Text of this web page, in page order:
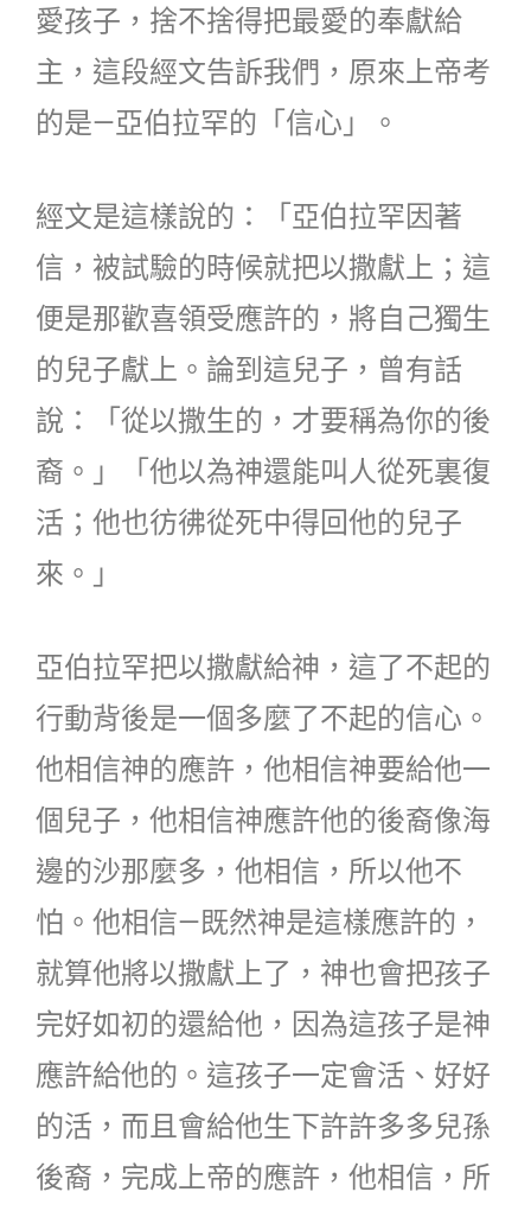
愛孩子，捨不捨得把最愛的奉獻給
主，這段經文告訴我們，原來上帝考
的是—亞伯拉罕的「信心」。
經文是這樣說的：「亞伯拉罕因著
信，被試驗的時候就把以撒獻上；這
便是那歡喜領受應許的，將自己獨生
的兒子獻上。論到這兒子，曾有話
說：「從以撒生的，才要稱為你的後
裔。」「他以為神還能叫人從死裏復
活；他也彷彿從死中得回他的兒子
來。」
亞伯拉罕把以撒獻給神，這了不起的
行動背後是一個多麼了不起的信心。
他相信神的應許，他相信神要給他一
個兒子，他相信神應許他的後裔像海
邊的沙那麼多，他相信，所以他不
怕。他相信—既然神是這樣應許的，
就算他將以撒獻上了，神也會把孩子
完好如初的還給他，因為這孩子是神
應許給他的。這孩子一定會活、好好
的活，而且會給他生下許許多多兒孫
後裔，完成上帝的應許，他相信，所